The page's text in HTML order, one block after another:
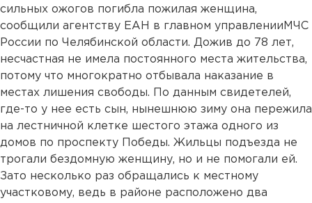
сильных ожогов погибла пожилая женщина,
сообщили агентству ЕАН в главном управленииМЧС
России по Челябинской области. Дожив до 78 лет,
несчастная не имела постоянного места жительства,
потому что многократно отбывала наказание в
местах лишения свободы. По данным свидетелей,
где-то у нее есть сын, нынешнюю зиму она пережила
на лестничной клетке шестого этажа одного из
домов по проспекту Победы. Жильцы подъезда не
трогали бездомную женщину, но и не помогали ей.
Зато несколько раз обращались к местному
участковому, ведь в районе расположено два